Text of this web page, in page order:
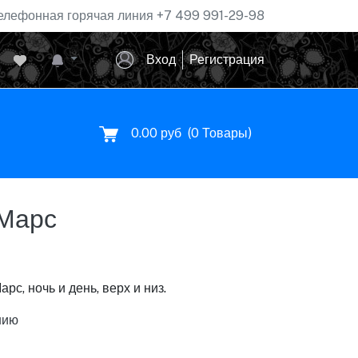
горячая линия +7 499 991-29-98
Вход Регистрация
0.00 руб (0 Товары)
ночь и день, верх и низ.